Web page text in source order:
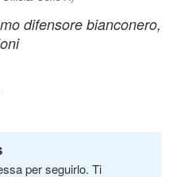
difensore bianconero,
per seguirlo. Ti